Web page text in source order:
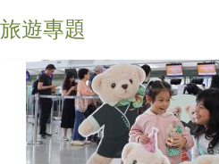
旅遊專題